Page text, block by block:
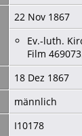
22 Nov 1867
Ev.-luth.
Film
18 Dez 1867
männlich
I10178